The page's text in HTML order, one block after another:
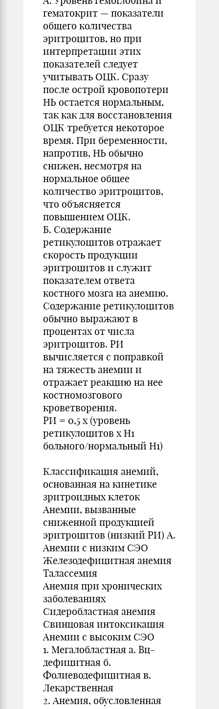
гематокрит — показатели
общего количества
эритроцитов, но при
интерпретации этих
показателей следует
учитывать ОЦК. Сразу
после острой кровопотери
НЬ остается нормальным,
так как для восстановления
ОЦК требуется некоторое
время. При беременности,
напротив, НЬ обычно
снижен, несмотря на
нормальное общее
количество эритроцитов,
что объясняется
повышением ОЦК.
Б. Содержание
ретикулоцитов отражает
скорость продукции
эритроцитов и служит
показателем ответа
костного мозга на анемию.
Содержание ретикулоцитов
обычно выражают в
процентах от числа
эритроцитов. РИ
вычисляется с поправкой
на тяжесть анемии и
отражает реакцию на нее
костномозгового
кроветворения.
РИ = 0,5 х (уровень
ретикулоцитов х Н1
больного/нормальный Н1)
Классификация анемий,
основанная на кинетике
зритроидных клеток
Анемии, вызванные
сниженной продукцией
эритроцитов (низкий РИ) А.
Анемии с низким СЭО
Железодефицитная анемия
Талассемия
Анемия при хронических
заболеваниях
Сидеробластная анемия
Свинцовая интоксикация
Анемии с высоким СЭО
1. Мегалобластная а. Вц-
дефицитная б.
Фолиеводефицитная в.
Лекарственная
2. Анемия, обусловленная